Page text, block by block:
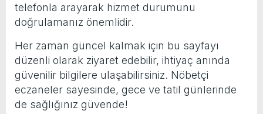
telefonla arayarak hizmet durumunu
doğrulamanız önemlidir.
Her zaman güncel kalmak için bu sayfayı
düzenli olarak ziyaret edebilir, ihtiyaç anında
güvenilir bilgilere ulaşabilirsiniz. Nöbetçi
eczaneler sayesinde, gece ve tatil günlerinde
de sağlığınız güvende!